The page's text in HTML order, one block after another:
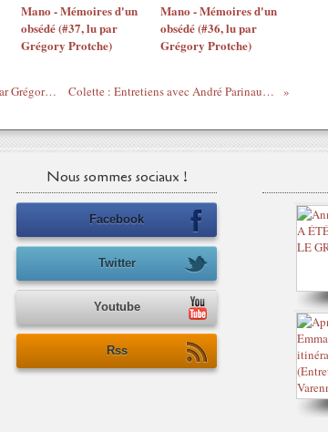
Mano - Mémoires d'un
obsédé (#37, lu par
Grégory Protche)
Mano - Mémoires d'un
obsédé (#36, lu par
Grégory Protche)
Chester Himes - Le Paradis des côtes de porc (lu par Grégory Protche) Colette : Entretiens avec André Parinaud (1950)
Nous sommes sociaux !
Facebook
Twitter
Youtube
Rss